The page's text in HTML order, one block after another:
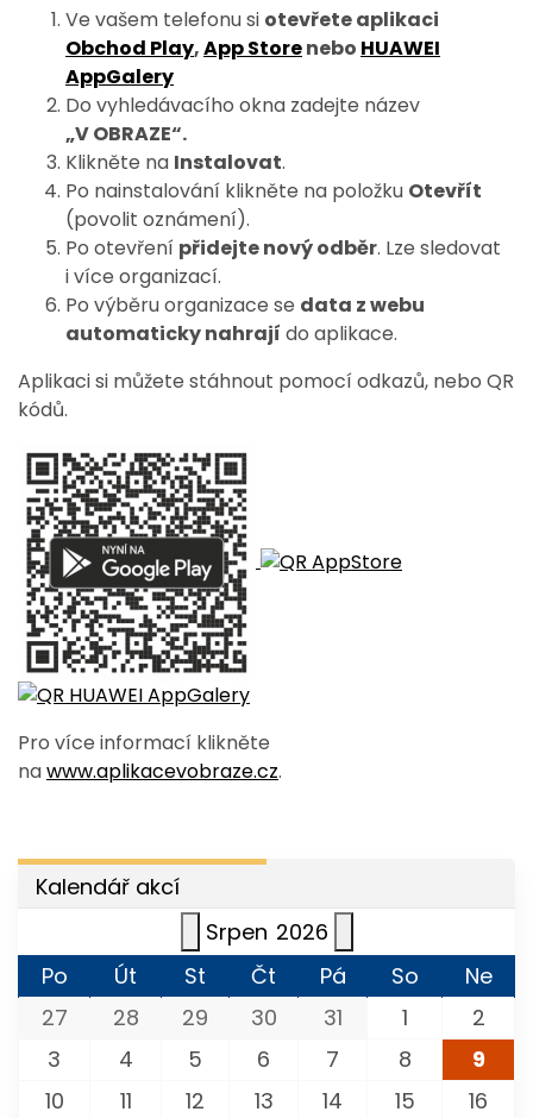
Ve vašem telefonu si otevřete aplikaci
Obchod Play,App Storenebo HUAWEI
AppGalery
Do vyhledávacího okna zadejte název
„V OBRAZE“.
Klikněte na Instalovat.
Po nainstalování klikněte na položku Otevřít
(povolit oznámení).
Po otevření přidejte nový odběr. Lze sledovat
i více organizací.
Po výběru organizace se data z webu
automaticky nahrají do aplikace.
Aplikaci si můžete stáhnout pomocí odkazů, nebo QR
kódů.
Pro více informací klikněte
nawww.aplikacevobraze.cz.
Kalendář akcí
Srpen 2026
Po
Út St Čt Pá So
Ne
27
28 29 30 31 1
2
3
4 5 6 7 8
9
10
11 12 13 14 15
16